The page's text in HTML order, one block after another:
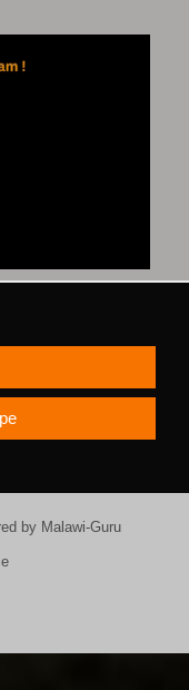
by Malawi-Guru